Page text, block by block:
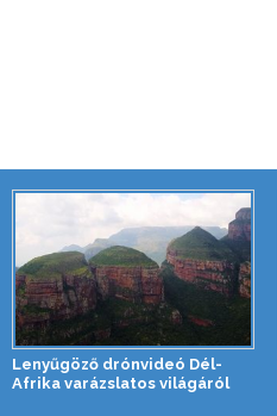
Lenyűgöző drónvideó Dél-
Afrika varázslatos világáról